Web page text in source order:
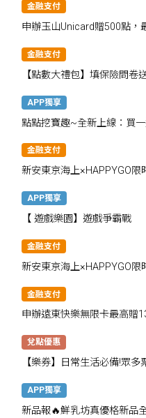
金融支付
申辦玉山Unicard贈500點，
金融支付
【點數大禮包】填保險問
APP獨享
點點挖寶趣~全新上線：買
金融支付
新安東京海上×HAPPYGO限
APP獨享
【 遊戲樂園】遊戲爭霸戰
金融支付
新安東京海上×HAPPYGO
金融支付
申辦遠東快樂無限卡最高贈
兌點優惠
【樂券】日常生活必備!眾
APP獨享
新品報🔥鮮乳坊真優格新品